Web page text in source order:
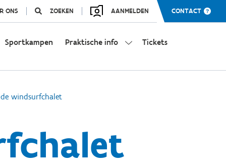
ONS ZOEKEN AANMELDEN CONTACT
Sportkampen Praktische info Tickets
de windsurfchalet